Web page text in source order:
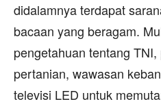
didalamnya terdapat
bacaan yang beragam.
pengetahuan tentang
pertanian, wawasan
televisi LED untuk